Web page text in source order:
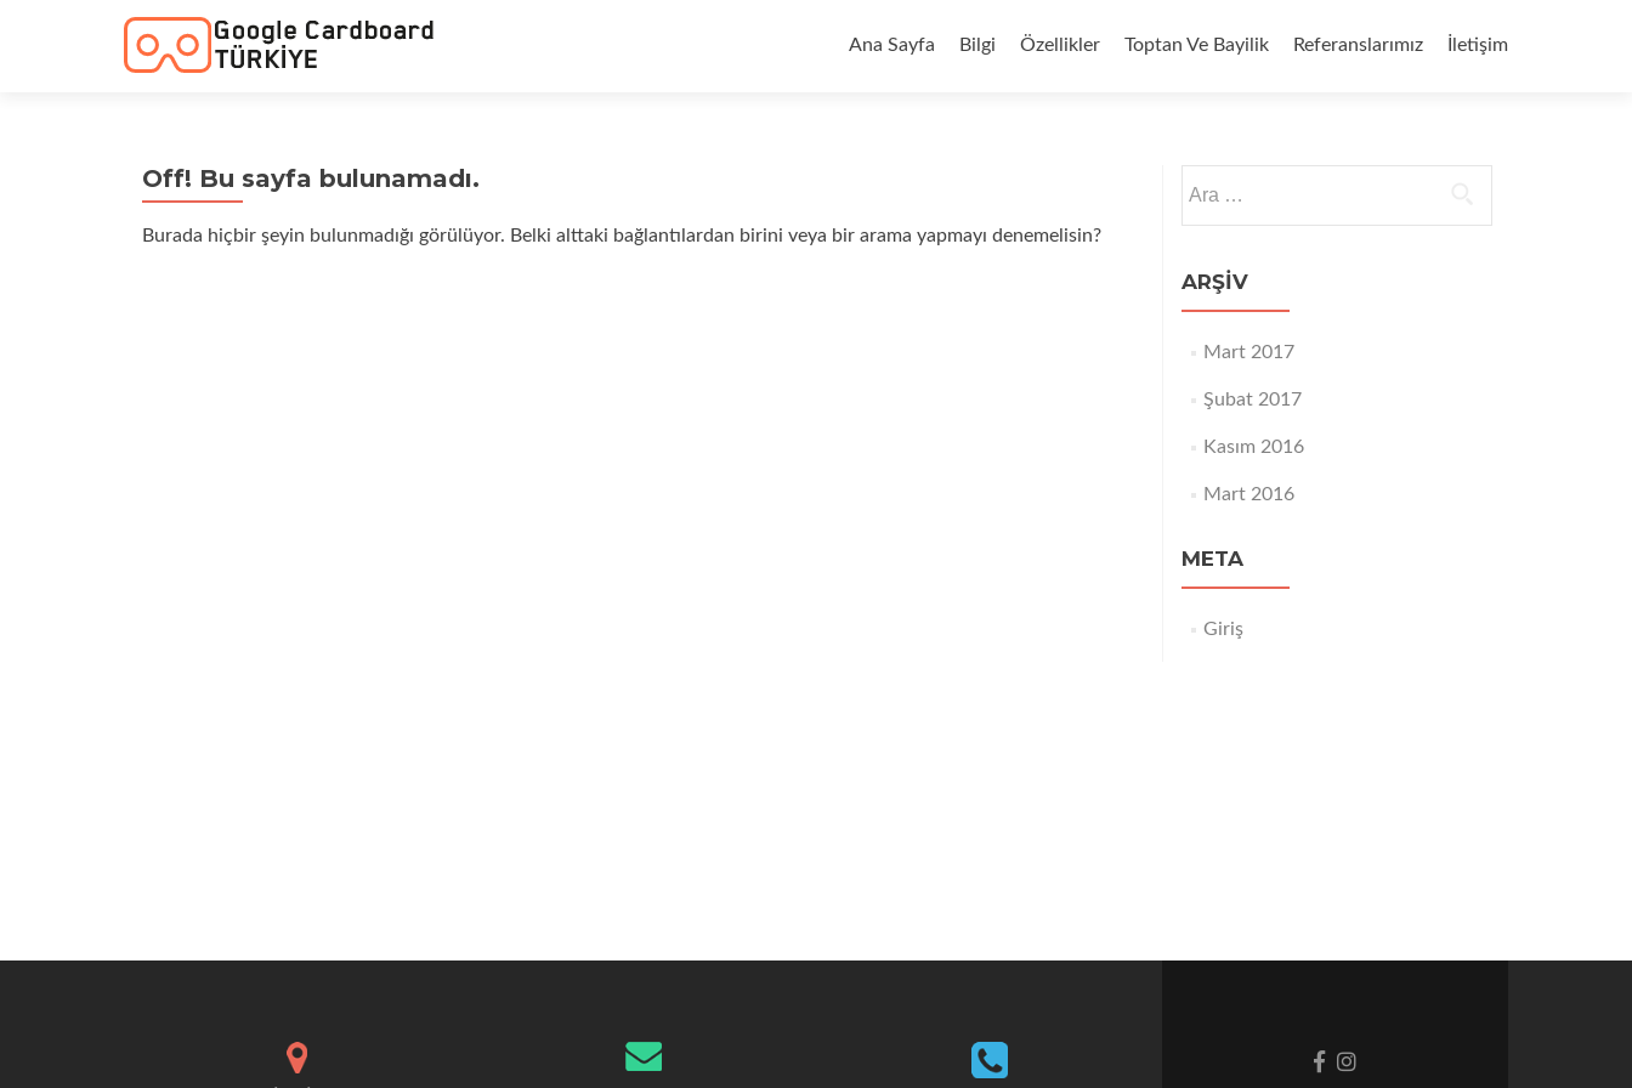
Ana Sayfa
Bilgi Özellikler Toptan Ve Bayilik Referanslarımız İletişim
Off! Bu sayfa bulunamadı.
Burada hiçbir şeyin bulunmadığı görülüyor. Belki alttaki bağlantılardan birini veya bir arama yapmayı denemelisin?
ARŞIV
Mart 2017
Şubat 2017
Kasım 2016
Mart 2016
META
Giriş
Facebook
Instagram